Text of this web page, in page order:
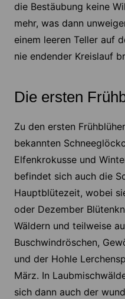
die Bestäubung keine
mehr, was dann
einem leeren Teller auf
nie endender Kreislauf
Die ersten
Zu den ersten
bekannten
Elfenkrokusse und
befindet sich auch die
Hauptblütezeit, wobei
oder Dezember
Wäldern und teilweise
Buschwindröschen,
und der Hohle
März. In
sich dann auch der